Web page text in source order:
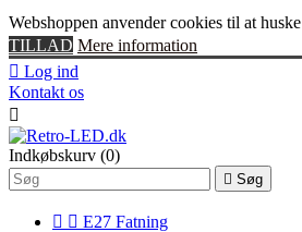
Webshoppen anvender cookies til at
TILLAD Mere information
 Log ind
Kontakt os

Indkøbskurv (0)
 Søg
  E27 Fatning